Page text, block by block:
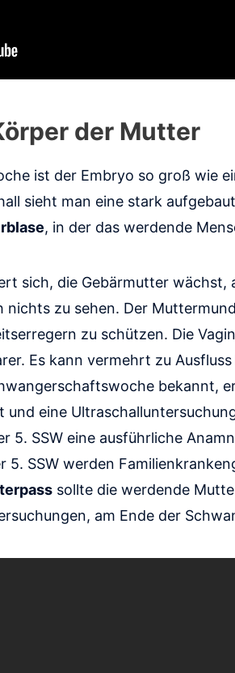
der Mutter
ist der Embryo so groß wie
sieht man eine stark
, in der das werdende
sich, die Gebärmutter wächst,
nichts zu sehen. Der
zu schützen. Die
Es kann vermehrt zu
bekannt,
und eine
5. SSW eine ausführliche
5. SSW werden
sollte die werdende
am Ende der